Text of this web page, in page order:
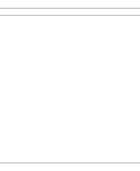
formation, le commercial, le
ainsi que et des packs «